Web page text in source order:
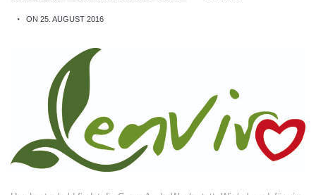
ON 25. AUGUST 2016